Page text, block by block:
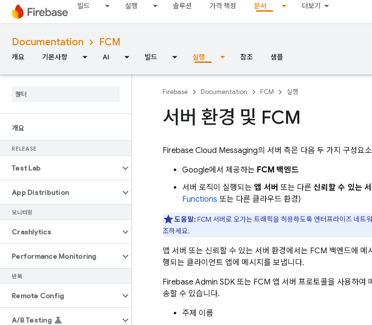
빌드 실행 솔루션 가격 책정 문서 더보기
Documentation FCM
개요 기본사항 AI 빌드 실행 참조 샘플
개요
RELEASE
Test Lab
App Distribution
모니터링
Crashlytics
Performance Monitoring
반복
Remote Config
A/B Testing
Firebase Documentation FCM 실행
서버 환경 및 FCM
Firebase Cloud Messaging의 서버 측은 다음 두 가지 구성요
Google에서 제공하는 FCM백엔드
서버 로직이 실행되는 앱 서버 또는 다른 신뢰할 수 있는
Functions 또는 다른 클라우드 환경)
도움말:FCM 서버로 오가는 트래픽을 허용하도록 엔터프라이즈 네트
조하세요.
앱 서버 또는 신뢰할 수 있는 서버 환경에서는 FCM 백엔드에 메
행되는 클라이언트 앱에 메시지를 보냅니다.
Firebase Admin SDK 또는 FCM 앱 서버 프로토콜을 사용하여
송할 수 있습니다.
주제 이름